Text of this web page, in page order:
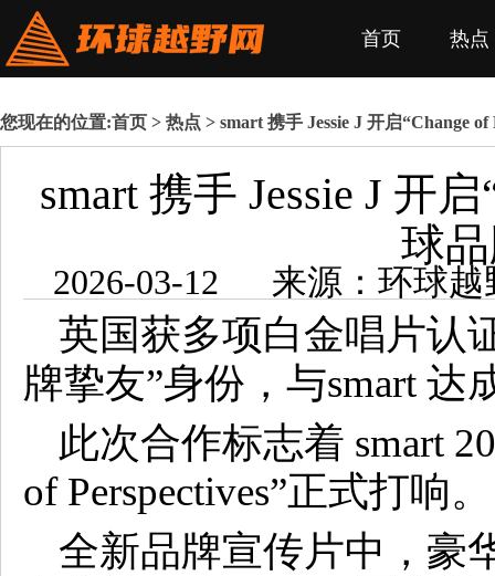
首页 热点
您现在的位置:首页 > 热点 > smart 携手 Jessie J 开启“Change
smart 携手 Jessie J 开
球
英国获多项白金唱片认
牌挚友”身份，与smart 达
此次合作标志着 smart
of Perspectives”正式打响。
全新品牌宣传片中，豪